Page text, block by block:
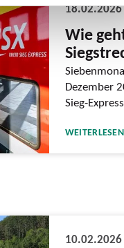
18.02.2026
Wie
Dezember
Sieg-
WEITERLESEN
10.02.2026